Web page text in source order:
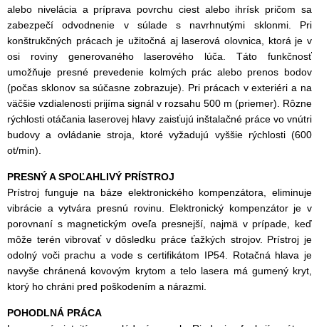
alebo nivelácia a príprava povrchu ciest alebo ihrísk pričom sa
zabezpečí odvodnenie v súlade s navrhnutými sklonmi. Pri
konštrukčných prácach je užitočná aj laserová olovnica, ktorá je v
osi roviny generovaného laserového lúča. Táto funkčnosť
umožňuje presné prevedenie kolmých prác alebo prenos bodov
(počas sklonov sa súčasne zobrazuje). Pri prácach v exteriéri a na
väčšie vzdialenosti prijíma signál v rozsahu 500 m (priemer). Rôzne
rýchlosti otáčania laserovej hlavy zaisťujú inštalačné práce vo vnútri
budovy a ovládanie stroja, ktoré vyžadujú vyššie rýchlosti (600
ot/min).
PRESNÝ A SPOĽAHLIVÝ PRÍSTROJ
Prístroj funguje na báze elektronického kompenzátora, eliminuje
vibrácie a vytvára presnú rovinu. Elektronický kompenzátor je v
porovnaní s magnetickým oveľa presnejší, najmä v prípade, keď
môže terén vibrovať v dôsledku práce ťažkých strojov. Prístroj je
odolný voči prachu a vode s certifikátom IP54. Rotačná hlava je
navyše chránená kovovým krytom a telo lasera má gumený kryt,
ktorý ho chráni pred poškodením a nárazmi.
POHODLNÁ PRÁCA